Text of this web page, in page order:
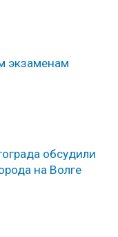
экзаменам
обсудили
на Волге